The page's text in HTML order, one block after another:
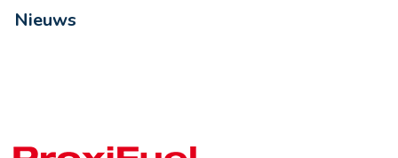
Nieuws